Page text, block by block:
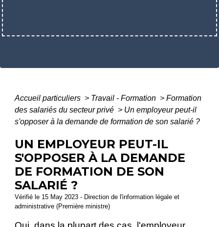
Accueil particuliers > Travail - Formation > Formation
des salariés du secteur privé > Un employeur peut-il
s'opposer à la demande de formation de son salarié ?
UN EMPLOYEUR PEUT-IL
S'OPPOSER À LA DEMANDE
DE FORMATION DE SON
SALARIÉ ?
Vérifié le 15 May 2023 - Direction de l'information légale et
administrative (Première ministre)